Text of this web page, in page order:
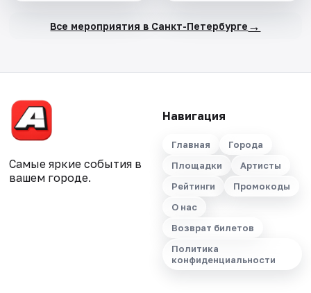
Все мероприятия в Санкт-Петербурге →
Самые яркие события в
вашем городе.
Навигация
Главная
Города
Площадки
Артисты
Рейтинги
Промокоды
О нас
Возврат билетов
Политика
конфиденциальности